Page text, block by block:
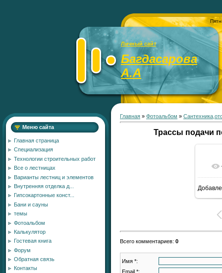
Личный сайт
Багдасарова
А.А
Меню сайта
Главная страница
Специализация
Технологии строительных работ
Все о лестницах
Варианты лестниц и элементов
Внутренняя отделка д...
Гипсокартонные конст...
Бани и сауны
темы
Фотоальбом
Калькулятор
Гостевая книга
Форум
Обратная связь
Контакты
Главная » Фотоальбом »
Трассы подачи
Всего комментариев: 0
Имя *:
Email *: